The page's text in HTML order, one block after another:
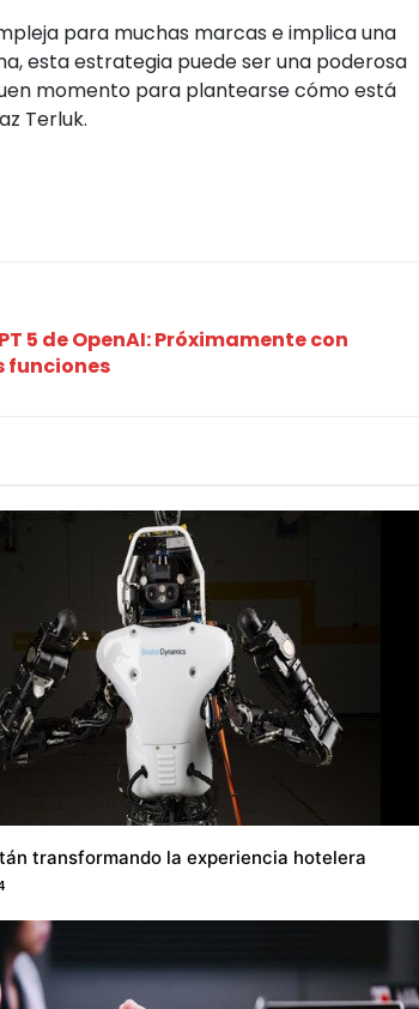
para muchas marcas e implica una
esta estrategia puede ser una poderosa
momento para plantearse cómo está
Terluk.
5 de OpenAI: Próximamente con
funciones
transformando la experiencia hotelera